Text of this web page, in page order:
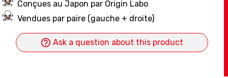
Conçues au Japon par Origin Labo
Vendues par paire (gauche + droite)
Ask a question about this product